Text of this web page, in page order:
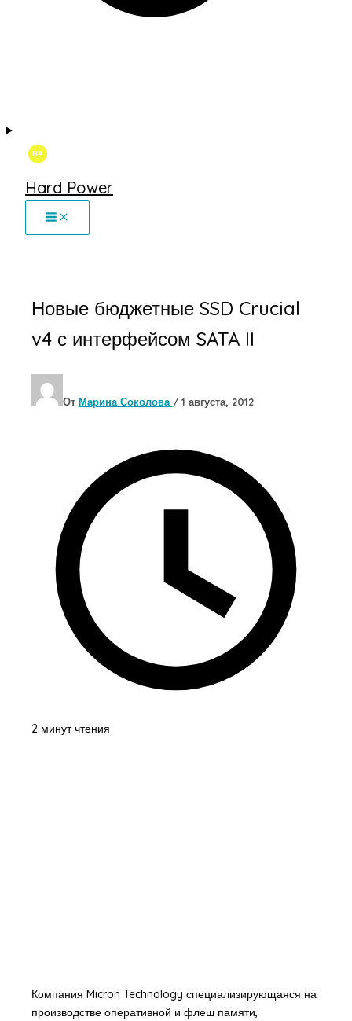
Hard Power
Новые бюджетные SSD Crucial
v4 с интерфейсом SATA II
От Марина Соколова / 1 августа, 2012
2 минут чтения
Компания Micron Technology специализирующаяся на
производстве оперативной и флеш памяти,